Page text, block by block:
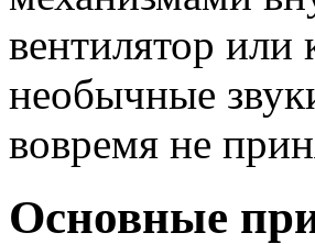
вентилятор или
необычные
вовремя не
Основные